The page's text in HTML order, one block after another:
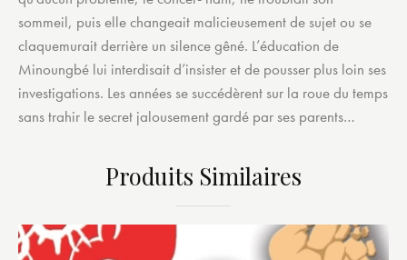
sommeil, puis elle changeait malicieusement de sujet ou se
claquemurait derrière un silence gêné. L’éducation de
Minoungbé lui interdisait d’insister et de pousser plus loin ses
investigations. Les années se succédèrent sur la roue du temps
sans trahir le secret jalousement gardé par ses parents…
Produits Similaires